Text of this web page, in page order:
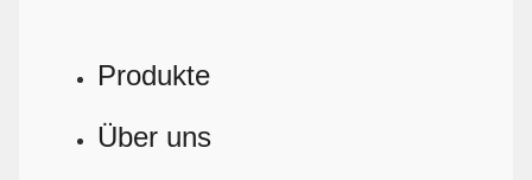
Produkte
Über uns